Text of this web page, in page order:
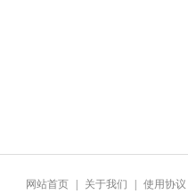
网站首页 关于我们 使用协议